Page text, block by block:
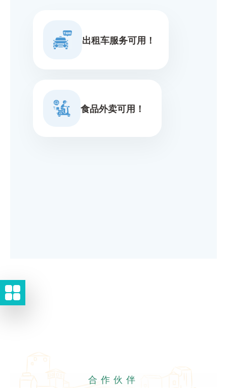
出租车服务可用！
食品外卖可用！
合作伙伴